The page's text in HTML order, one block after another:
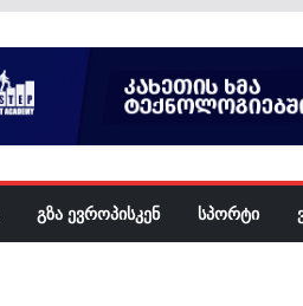
ᲒᲖᲐ ᲔᲕᲠᲝᲞᲘᲡᲙᲔᲜ ᲡᲞᲝᲠᲢᲘ